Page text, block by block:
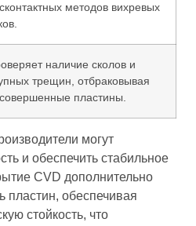
методов вихревых
наличие сколов и
трещин, отбраковывая
пластины.
могут
и обеспечить стабильное
CVD дополнительно
пластин, обеспечивая
стойкость, что